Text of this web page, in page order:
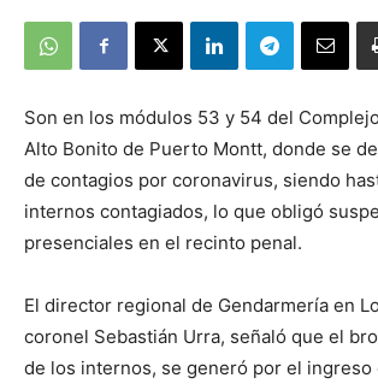
Son en los módulos 53 y 54 del
Alto Bonito de Puerto Montt, donde se
de contagios por coronavirus, siendo
internos contagiados, lo que obligó
presenciales en el recinto penal.
El director regional de Gendarmería en
coronel Sebastián Urra, señaló que el
de los internos, se generó por el ingreso